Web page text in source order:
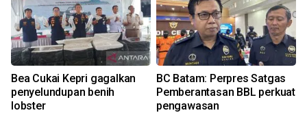
Bea Cukai Kepri gagalkan
penyelundupan benih
lobster
BC Batam: Perpres Satgas
Pemberantasan BBL perkuat
pengawasan